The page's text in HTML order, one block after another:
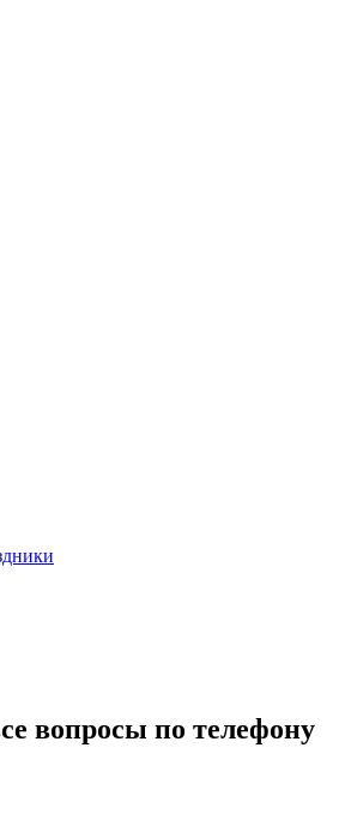
вопросы по телефону